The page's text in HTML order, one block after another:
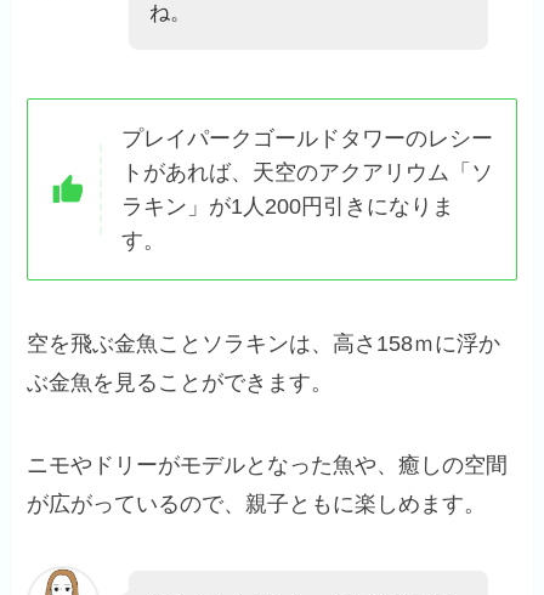
ね。
プレイパークゴールドタワーのレシー
トがあれば、天空のアクアリウム「ソ
ラキン」が1人200円引きになりま
す。
空を飛ぶ金魚ことソラキンは、高さ158ｍに浮か
ぶ金魚を見ることができます。
ニモやドリーがモデルとなった魚や、癒しの空間
が広がっているので、親子ともに楽しめます。